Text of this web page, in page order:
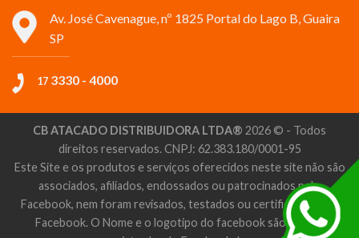
Av. José Cavenague, nº 1825 Portal do Lago B, Guaira
SP
17 3330 - 4000
CB ATACADO DISTRIBUIDORA LTDA® 2026 © - Todos
direitos reservados. CNPJ: 62.383.180/0001-95
Este Site e os produtos e serviços oferecidos neste site não são
associados, afiliados, endossados ou patrocinados pelo
Facebook, nem foram revisados, testados ou certificados pelo
Facebook. O Nome e o logotipo do facebook são marcas